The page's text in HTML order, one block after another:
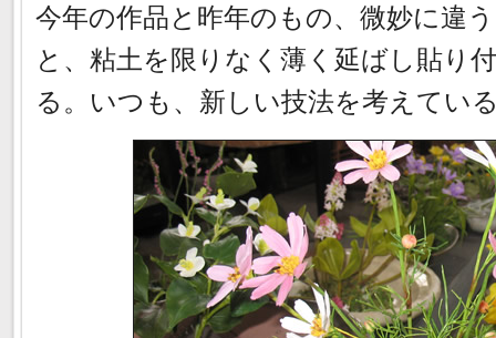
今年の作品と昨年のもの、微妙に違
と、粘土を限りなく薄く延ばし貼り
る。いつも、新しい技法を考えてい